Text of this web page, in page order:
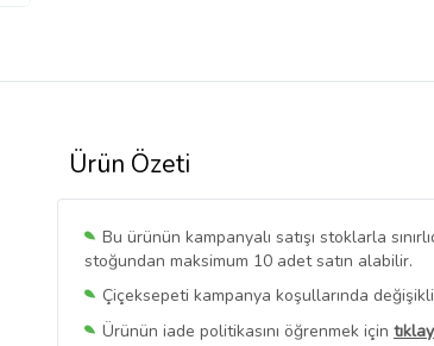
Ürün Özeti
Bu ürünün kampanyalı satışı stoklarla
stoğundan maksimum 10 adet satın alabilir.
Çiçeksepeti kampanya koşullarında
Ürünün iade politikasını öğrenmek için